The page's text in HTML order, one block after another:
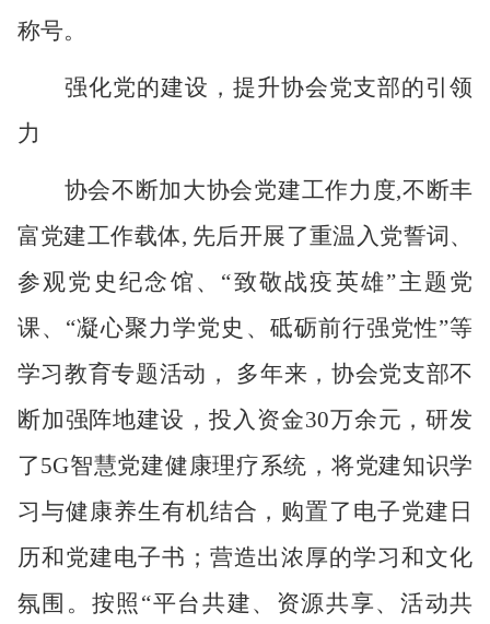
称号。
强化党的建设，提升协会党支部的引领
力
协会不断加大协会党建工作力度,不断丰
富党建工作载体, 先后开展了重温入党誓词、
参观党史纪念馆、“致敬战疫英雄”主题党
课、“凝心聚力学党史、砥砺前行强党性”等
学习教育专题活动， 多年来，协会党支部不
断加强阵地建设，投入资金30万余元，研发
了5G智慧党建健康理疗系统，将党建知识学
习与健康养生有机结合，购置了电子党建日
历和党建电子书；营造出浓厚的学习和文化
氛围。按照 “平台共建、资源共享、活动共